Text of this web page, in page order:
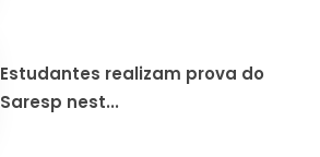
Estudantes realizam prova do
Saresp nest...